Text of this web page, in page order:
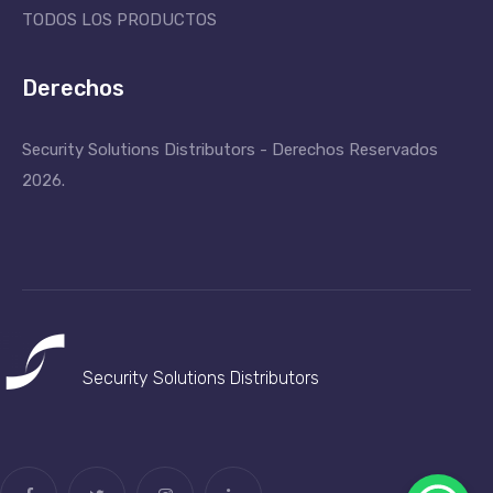
TODOS LOS PRODUCTOS
Derechos
Security Solutions Distributors - Derechos Reservados
2026.
Security Solutions Distributors